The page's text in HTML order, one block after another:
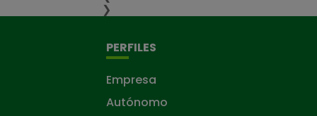
❯
PERFILES
Empresa
Autónomo